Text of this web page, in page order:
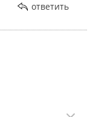
ответить